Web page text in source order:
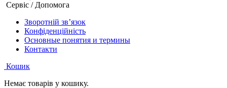
Сервіс / Допомога
Зворотній зв’язок
Конфіденційність
Основные понятия и термины
Контакти
Кошик
Немає товарів у кошику.